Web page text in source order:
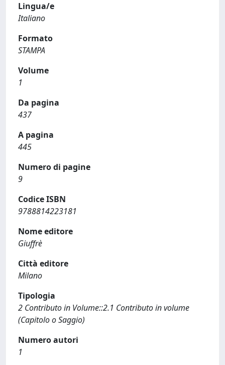
Lingua/e
Italiano
Formato
STAMPA
Volume
1
Da pagina
437
A pagina
445
Numero di pagine
9
Codice ISBN
9788814223181
Nome editore
Giuffrè
Città editore
Milano
Tipologia
2 Contributo in Volume::2.1 Contributo in volume
(Capitolo o Saggio)
Numero autori
1